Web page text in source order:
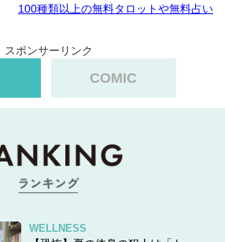
100種類以上の無料タロットや無料占い
スポンサーリンク
COMIC
WELLNESS